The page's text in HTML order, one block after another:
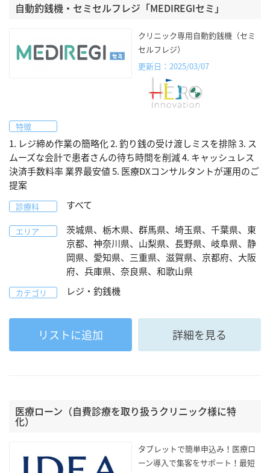
自動釣銭機・セミセルフレジ「MEDIREGIセミ」
クリニック専用自動釣銭機（セミ
セルフレジ）
更新日：2025/03/07
特徴
1. レジ締め作業の簡略化 2. 釣り銭の受け渡しミスを排除 3. ス
ムーズな会計で患者さんの待ち時間を削減 4. キャッシュレス
決済手数料率 業界最安値 5. 医療DXコンサルタントが運用のご
提案
診療科 すべて
エリア
茨城県、栃木県、群馬県、埼玉県、千葉県、東
京都、神奈川県、山梨県、長野県、岐阜県、静
岡県、愛知県、三重県、滋賀県、京都府、大阪
府、兵庫県、奈良県、和歌山県
カテゴリ レジ・釣銭機
リストに追加 詳細を見る
医療ローン（自費診療を取り扱うクリニック様に特
化）
タブレットで簡単申込み！医療ロ
ーン導入で集客をサポート！最短